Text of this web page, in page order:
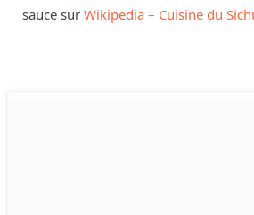
sauce sur Wikipedia – Cuisine du